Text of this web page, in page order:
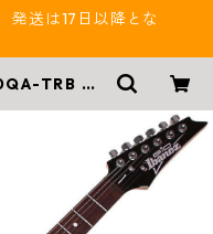
発送は17日以降とな
TRB エ